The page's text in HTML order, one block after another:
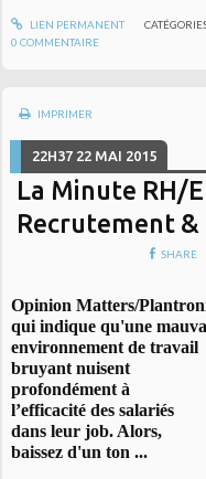
LIEN PERMANENT
0 COMMENTAIRE
IMPRIMER
22H37 22 MAI 2015
La Minute RH/
Recrutement &
SHARE
Opinion Matters/
qui indique qu'une
environnement de travail
bruyant nuisent
profondément à
l’efficacité des salariés
dans leur job. Alors,
baissez d'un ton ...